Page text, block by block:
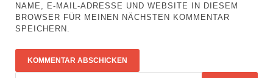
NAME, E-MAIL-ADRESSE UND WEBSITE IN DIESEM
BROWSER FÜR MEINEN NÄCHSTEN KOMMENTAR
SPEICHERN.